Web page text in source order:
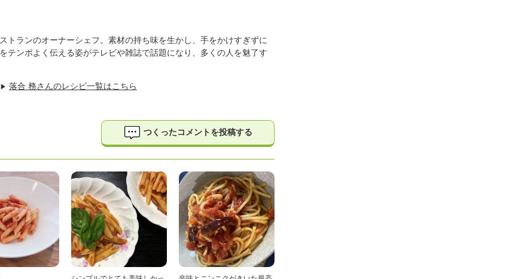
トランのオーナーシェフ。素材の持ち味を生かし、手をかけすぎずに
テンポよく伝える姿がテレビや雑誌で話題になり、多くの人を魅了す
▶ 落合 務さんのレシピ一覧はこちら
つくったコメントを投稿する